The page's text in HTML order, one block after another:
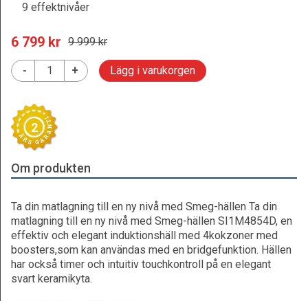
9 effektnivåer
6 799 kr 9 999 kr
- + Lägg i varukorgen
2
Om produkten
Ta din matlagning till en ny nivå med Smeg-hällen Ta din
matlagning till en ny nivå med Smeg-hällen SI1M4854D, en
effektiv och elegant induktionshäll med 4kokzoner med
boosters,som kan användas med en bridgefunktion. Hällen
har också timer och intuitiv touchkontroll på en elegant
svart keramikyta.